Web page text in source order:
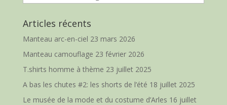
Articles récents
Manteau arc-en-ciel 23 mars 2026
Manteau camouflage 23 février 2026
T.shirts homme à thème 23 juillet 2025
A bas les chutes #2: les shorts de l’été 18 juillet 2025
Le musée de la mode et du costume d’Arles 16 juillet